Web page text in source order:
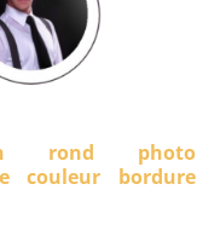
rond photo
couleur bordure